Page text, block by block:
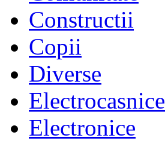
Constructii
Copii
Diverse
Electrocasnice
Electronice